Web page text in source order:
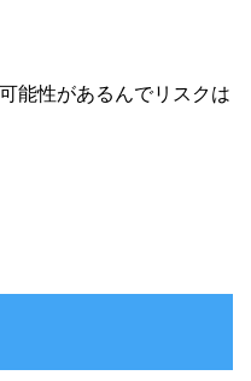
能性があるんでリスクは